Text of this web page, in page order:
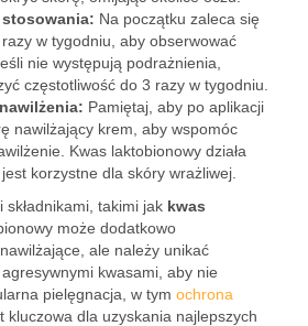
Na początku zaleca się
w tygodniu, aby obserwować
nie występują podrażnienia,
częstotliwość do 3 razy w tygodniu.
Pamiętaj, aby po aplikacji
nawilżający krem, aby wspomóc
Kwas laktobionowy działa
korzystne dla skóry wrażliwej.
składnikami, takimi jak kwas
może dodatkowo
ale należy unikać
kwasami, aby nie
pielęgnacja, w tym ochrona
kluczowa dla uzyskania najlepszych